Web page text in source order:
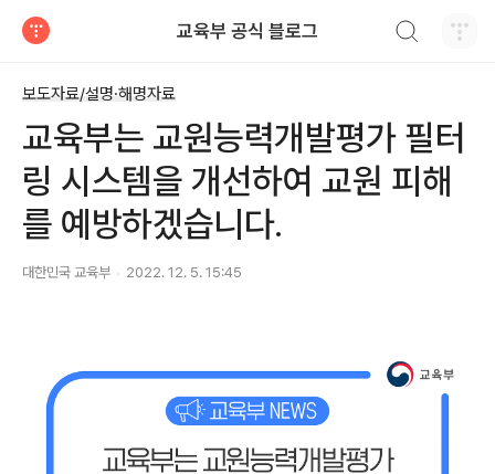
교육부 공식 블로그
보도자료/설명·해명자료
교육부는 교원능력개발평가 필터
링 시스템을 개선하여 교원 피해
를 예방하겠습니다.
대한민국 교육부 2022. 12. 5. 15:45